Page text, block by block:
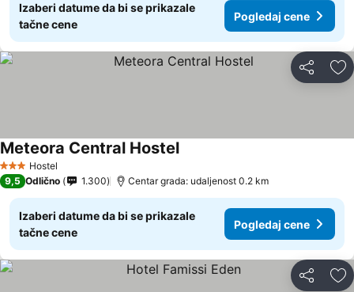
Izaberi datume da bi se prikazale
tačne cene
Pogledaj cene
Deli
3 Zvezdice
Hostel
Meteora Central Hostel
9,5 Odlično 1.300 Centar grada: udaljenost 0.2 km
Izaberi datume da bi se prikazale
tačne cene
Pogledaj cene
Deli